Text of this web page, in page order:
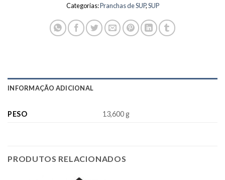
Categorias:Pranchas de SUP,SUP
INFORMAÇÃO ADICIONAL
PESO 13,600 g
PRODUTOS RELACIONADOS